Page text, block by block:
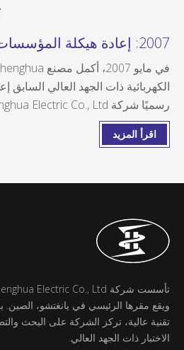
الكهربائية ذات الجهد العالي السابق
هو البحث والتطوير والإنتاج والمبيعات
اقرأ المزيد
ويقع مقرها الرئيسي في يانغتشو، الصين.
تقنية عالية، تركز الشركة على البحث
الاختبار ذات الجهد العالي.